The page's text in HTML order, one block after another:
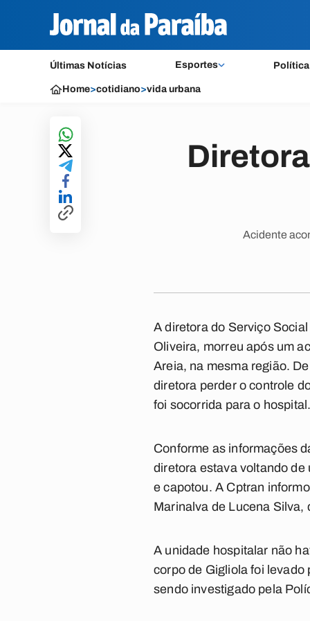
Últimas Notícias Esportes Política
Home>cotidiano>vida urbana
Acidente
A diretora do Serviço
Oliveira, morreu após um
Areia, na mesma região.
diretora perder o controle
foi socorrida para o
Conforme as informações
diretora estava voltando de
e capotou. A Cptran
Marinalva de Lucena Silva,
A unidade hospitalar não
corpo de Gigliola foi levado
sendo investigado pela